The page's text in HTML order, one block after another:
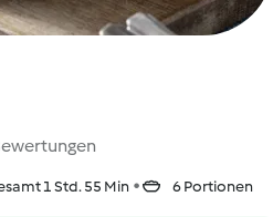
1 Std. 55 Min 6 Portionen